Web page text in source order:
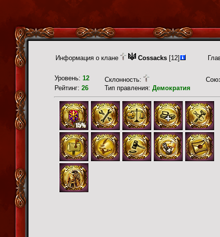
Информация о клане Cossacks [12]
Уровень: 12 Склонность:
Рейтинг: 26 Тип правления: Демократия